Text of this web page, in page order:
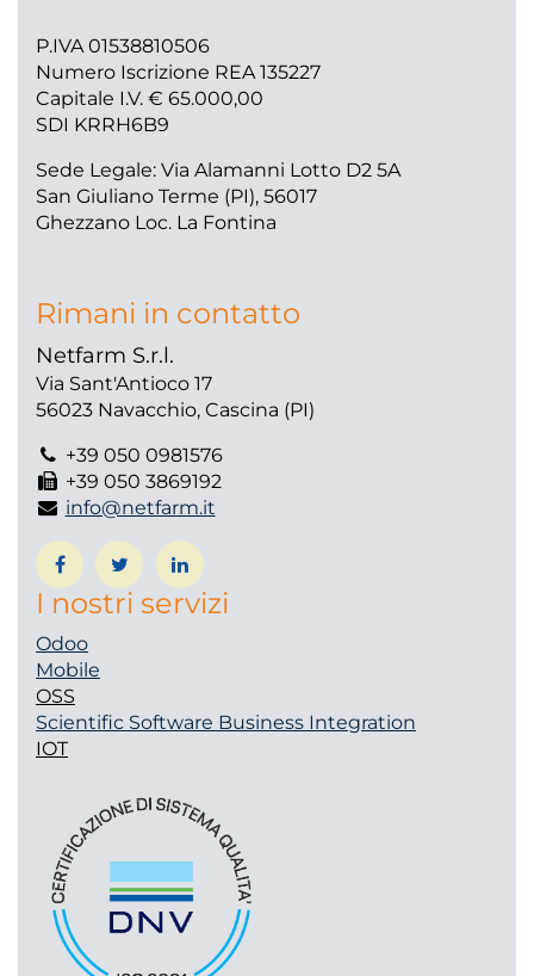
P.IVA 01538810506
Numero Iscrizione REA 135227
Capitale I.V. € 65.000,00
SDI KRRH6B9
Sede Legale: Via Alamanni Lotto D2 5A
San Giuliano Terme (PI), 56017
Ghezzano Loc. La Fontina
Rimani in contatto
Netfarm S.r.l.
Via Sant'Antioco 17
56023 Navacchio, Cascina (PI)
+39 050 0981576
+39 050 3869192
info@netfarm.it
I nostri servizi
Odoo
Mobile
OSS
Scientific Software Business Integration
IOT